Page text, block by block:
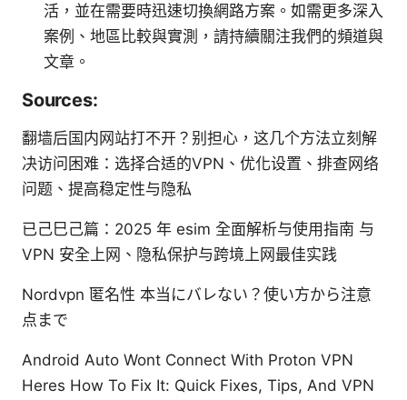
活，並在需要時迅速切換網路方案。如需更多深入
案例、地區比較與實測，請持續關注我們的頻道與
文章。
Sources:
翻墙后国内网站打不开？别担心，这几个方法立刻解
决访问困难：选择合适的VPN、优化设置、排查网络
问题、提高稳定性与隐私
已己巳己篇：2025 年 esim 全面解析与使用指南 与
VPN 安全上网、隐私保护与跨境上网最佳实践
Nordvpn 匿名性 本当にバレない？使い方から注意
点まで
Android Auto Wont Connect With Proton VPN
Heres How To Fix It: Quick Fixes, Tips, And VPN